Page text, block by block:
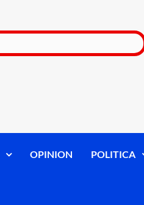
OPINION POLITICA